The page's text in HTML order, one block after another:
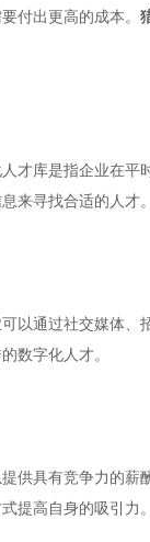
付出更高的成本。
才库是指企业在
来寻找合适的人才。
以通过社交媒体
数字化人才。
供具有竞争力的
提高自身的吸引力。